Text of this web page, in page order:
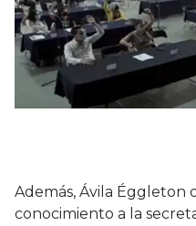
Además, Ávila Éggleton
conocimiento a la